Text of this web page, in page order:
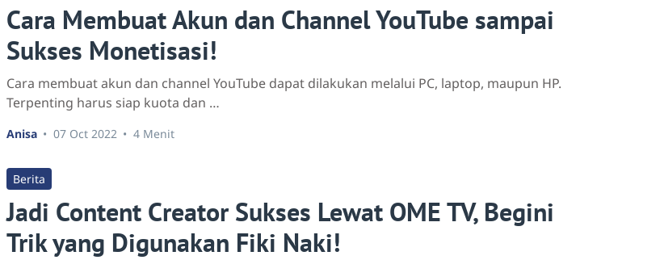
Cara Membuat Akun dan Channel YouTube sampai
Sukses Monetisasi!
Cara membuat akun dan channel YouTube dapat dilakukan melalui PC, laptop, maupun HP.
Terpenting harus siap kuota dan …
Anisa 07 Oct 2022 4 Menit
Berita
Jadi Content Creator Sukses Lewat OME TV, Begini
Trik yang Digunakan Fiki Naki!